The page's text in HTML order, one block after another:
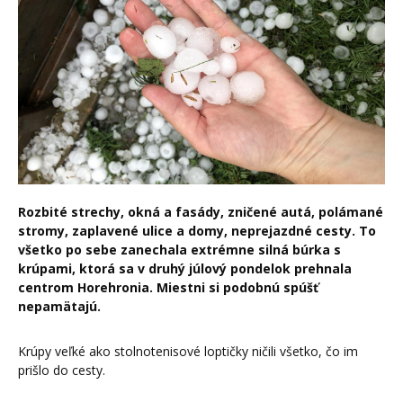
Rozbité strechy, okná a fasády, zničené autá, polámané
stromy, zaplavené ulice a domy, neprejazdné cesty. To
všetko po sebe zanechala extrémne silná búrka s
krúpami, ktorá sa v druhý júlový pondelok prehnala
centrom Horehronia. Miestni si podobnú spúšť
nepamätajú.
Krúpy veľké ako stolnotenisové loptičky ničili všetko, čo im
prišlo do cesty.